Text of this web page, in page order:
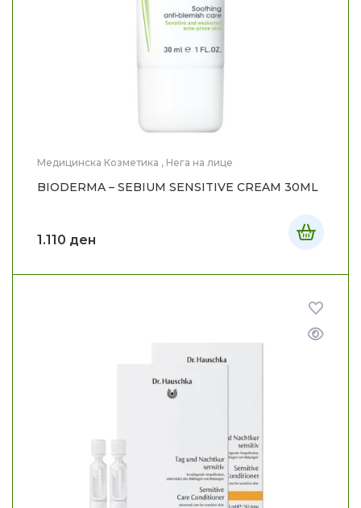
Медицинска Козметика , Нега на лице
BIODERMA – SEBIUM SENSITIVE CREAM 30ML
1.110 ден